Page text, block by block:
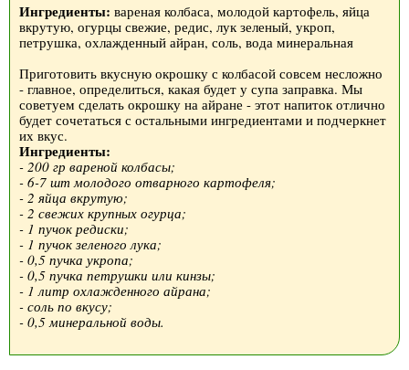
Ингредиенты: вареная колбаса, молодой картофель, яйца
вкрутую, огурцы свежие, редис, лук зеленый, укроп,
петрушка, охлажденный айран, соль, вода минеральная
Приготовить вкусную окрошку с колбасой совсем несложно
- главное, определиться, какая будет у супа заправка. Мы
советуем сделать окрошку на айране - этот напиток отлично
будет сочетаться с остальными ингредиентами и подчеркнет
их вкус.
Ингредиенты:
- 200 гр вареной колбасы;
- 6-7 шт молодого отварного картофеля;
- 2 яйца вкрутую;
- 2 свежих крупных огурца;
- 1 пучок редиски;
- 1 пучок зеленого лука;
- 0,5 пучка укропа;
- 0,5 пучка петрушки или кинзы;
- 1 литр охлажденного айрана;
- соль по вкусу;
- 0,5 минеральной воды.